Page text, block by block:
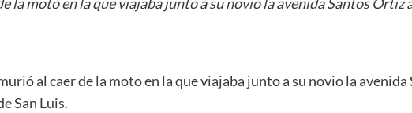
al caer de la moto en la que viajaba junto a su novio la
San Luis.